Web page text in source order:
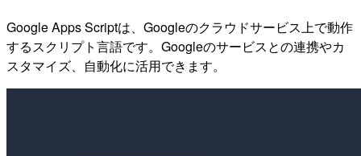
Google Apps Scriptは、Googleのクラウドサービス上で動作
するスクリプト言語です。Googleのサービスとの連携やカ
スタマイズ、自動化に活用できます。